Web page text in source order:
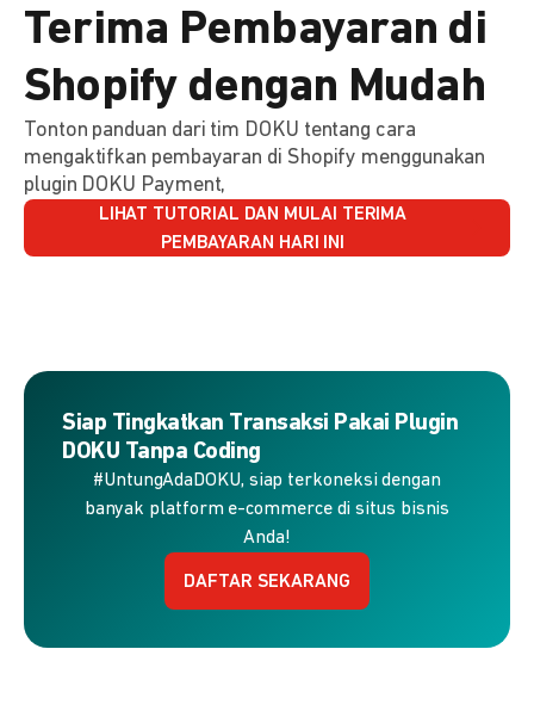
Terima Pembayaran di
Shopify dengan Mudah
Tonton panduan dari tim DOKU tentang cara
mengaktifkan pembayaran di Shopify menggunakan
plugin DOKU Payment,
LIHAT TUTORIAL DAN MULAI TERIMA
PEMBAYARAN HARI INI
Siap Tingkatkan Transaksi Pakai Plugin
DOKU Tanpa Coding
#UntungAdaDOKU, siap terkoneksi dengan
banyak platform e-commerce di situs bisnis
Anda!
DAFTAR SEKARANG